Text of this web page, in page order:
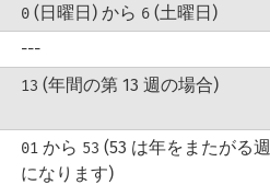
0(日曜日) から 6(土曜日)
---
13 (年間の第 13 週の場合)
01 から 53 (53 は年をまたがる週
になります)